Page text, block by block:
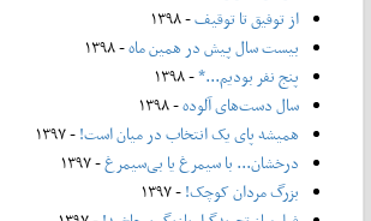
از توفیق تا توقیف- ۱۳۹۸
بیست سال پیش در همین ماه- ۱۳۹۸
پنج نفر بودیم...*- ۱۳۹۸
سال دست‌های آلوده- ۱۳۹۸
همیشه پای یک انتخاب در میان است!- ۱۳۹۷
درخشان... با سیمرغ یا بی‌سیمرغ- ۱۳۹۷
بزرگ مردان کوچک!- ۱۳۹۷